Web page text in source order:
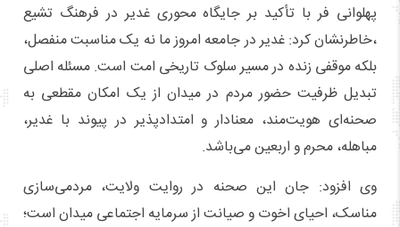
پهلوانی فر با تأکید بر جایگاه محوری غدیر در فرهنگ تشیع
،خاطرنشان کرد: غدیر در جامعه امروز ما نه یک مناسبت منفصل،
بلکه موقفی زنده در مسیر سلوک تاریخی امت است. مسئله اصلی
تبدیل ظرفیت حضور مردم در میدان از یک امکان مقطعی به
صحنه‌ای هویت‌مند، معنادار و امتدادپذیر در پیوند با غدیر،
مباهله، محرم و اربعین می‌باشد.
وی افزود: جان این صحنه در روایت ولایت، مردمی‌سازی
مناسک، احیای اخوت و صیانت از سرمایه اجتماعی میدان است؛